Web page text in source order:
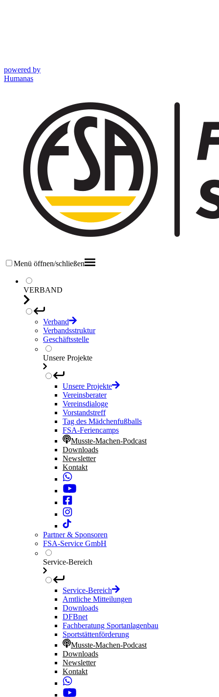
powered by
Humanas
Menü öffnen/schließen
VERBAND
Verband
Verbandsstruktur
Geschäftsstelle
Unsere Projekte
Unsere Projekte
Vereinsberater
Vereinsdialoge
Vorstandstreff
Tag des Mädchenfußballs
FSA-Feriencamps
Musste-Machen-Podcast
Downloads
Newsletter
Kontakt
Partner & Sponsoren
FSA-Service GmbH
Service-Bereich
Service-Bereich
Amtliche Mitteilungen
Downloads
DFBnet
Fachberatung Sportanlagenbau
Sportstättenförderung
Musste-Machen-Podcast
Downloads
Newsletter
Kontakt